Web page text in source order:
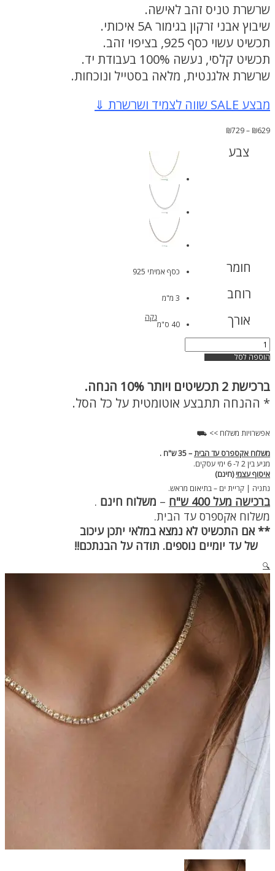
שרשרת טניס זהב לאישה.
שיבוץ אבני זרקון בגימור 5A איכותי.
תכשיט עשוי כסף 925, בציפוי זהב.
תכשיט קלסי, נעשה 100% בעבודת יד.
שרשרת אלגנטית, מלאה בסטייל ונוכחות.
מבצע SALE שווה לצמיד ושרשרת ⇓
₪629
–
₪729
צבע
חומר כסף אמיתי 925
רוחב 3 מ"מ
אורך 40 ס"מ
נקה
כמות
של
שרשרת
זהב
מעוצבת
לאישה
הוספה לסל
ברכישת
* ההנחה תתבצע אוטומטית על כל הסל.
אפשרויות משלוח >> ⛟
משלוח אקספרס עד הבית– 35 ש"ח .
מגיע בין 2 ל- 6 ימי עסקים.
איסוף עצמי(חינם)
נתניה | קריית ים – בתיאום מראש.
ברכישה מעל 400 ש"ח – משלוח חינם .
משלוח אקספרס עד הבית.
** אם התכשיט לא נמצא במלאי יתכן עיכוב
של עד יומיים נוספים. תודה על הבנתכם!!
🔍